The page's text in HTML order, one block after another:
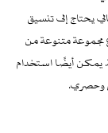
يحتاج إلى تنسيق
متنوعة من
يمكن أيضًا استخدام
وحصري.